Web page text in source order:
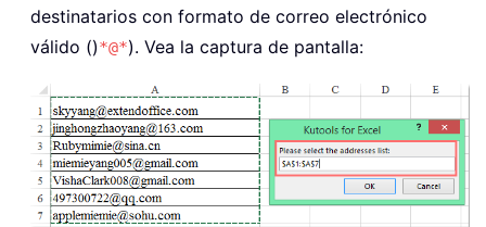
End With
End Sub
destinatarios con formato de correo electrónico
válido ()*@*). Vea la captura de pantalla: